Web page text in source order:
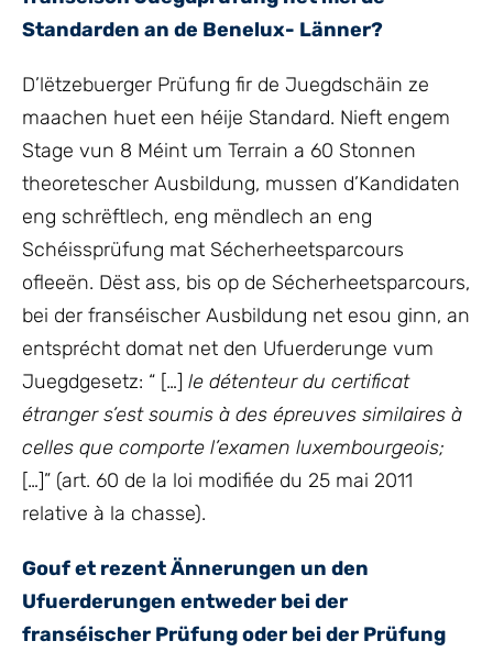
Standarden an de Benelux- Länner?
D’lëtzebuerger Prüfung fir de Juegdschäin ze
maachen huet een héije Standard. Nieft engem
Stage vun 8 Méint um Terrain a 60 Stonnen
theoretescher Ausbildung, mussen d’Kandidaten
eng schrëftlech, eng mëndlech an eng
Schéissprüfung mat Sécherheetsparcours
ofleeën. Dëst ass, bis op de Sécherheetsparcours,
bei der franséischer Ausbildung net esou ginn, an
entsprécht domat net den Ufuerderunge vum
Juegdgesetz: “ […] le détenteur du certificat
étranger s’est soumis à des épreuves similaires à
celles que comporte l’examen luxembourgeois;
[…]” (art. 60 de la loi modifiée du 25 mai 2011
relative à la chasse).
Gouf et rezent Ännerungen un den
Ufuerderungen entweder bei der
franséischer Prüfung oder bei der Prüfung